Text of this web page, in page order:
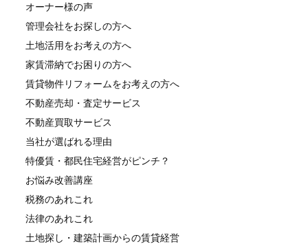
オーナー様の声
管理会社をお探しの方へ
土地活用をお考えの方へ
家賃滞納でお困りの方へ
賃貸物件リフォームをお考えの方へ
不動産売却・査定サービス
不動産買取サービス
当社が選ばれる理由
特優賃・都民住宅経営がピンチ？
お悩み改善講座
税務のあれこれ
法律のあれこれ
土地探し・建築計画からの賃貸経営